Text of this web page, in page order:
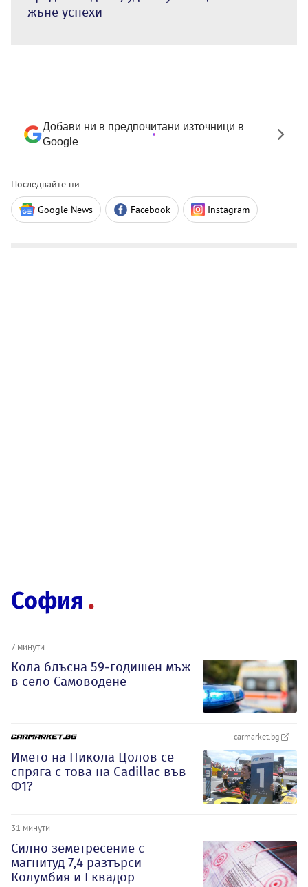
жъне успехи
Добави ни в предпочитани източници в
Google
Последвайте ни
Google News Facebook Instagram
София
7 минути
Кола блъсна 59-годишен мъж
в село Самоводене
carmarket.bg
Името на Никола Цолов се
спряга с това на Cadillac във
Ф1?
31 минути
Силно земетресение с
магнитуд 7,4 разтърси
Колумбия и Еквадор